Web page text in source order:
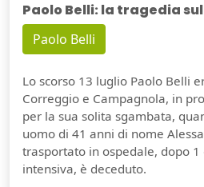
Paolo Belli: la tragedia
Paolo Belli
Lo scorso 13 luglio Paolo Belli
Correggio e Campagnola, in
per la sua solita sgambata,
uomo di 41 anni di nome
trasportato in ospedale, dopo
intensiva, è deceduto.